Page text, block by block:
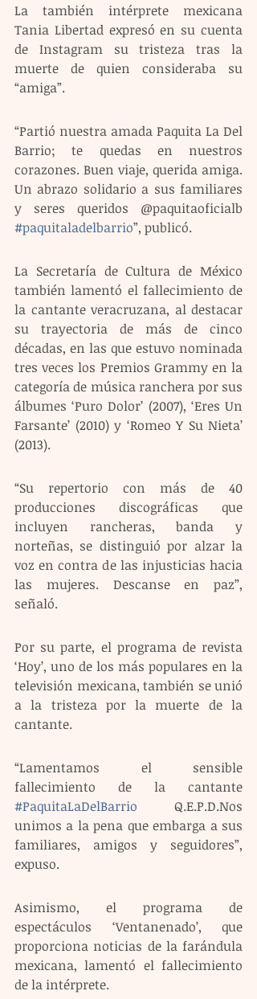
La también intérprete mexicana
Tania Libertad expresó en su cuenta
de Instagram su tristeza tras la
muerte de quien consideraba su
“amiga”.
“Partió nuestra amada Paquita La Del
Barrio; te quedas en nuestros
corazones. Buen viaje, querida amiga.
Un abrazo solidario a sus familiares
#paquitaladelbarrio”, publicó.
La Secretaría de Cultura de México
también lamentó el fallecimiento de
la cantante veracruzana, al destacar
su trayectoria de más de cinco
décadas, en las que estuvo nominada
tres veces los Premios Grammy en la
categoría de música ranchera por sus
álbumes ‘Puro Dolor’ (2007), ‘Eres Un
Farsante’ (2010) y ‘Romeo Y Su Nieta’
(2013).
“Su repertorio con más de 40
producciones discográficas que
incluyen rancheras, banda y
norteñas, se distinguió por alzar la
voz en contra de las injusticias hacia
las mujeres. Descanse en paz”,
señaló.
Por su parte, el programa de revista
‘Hoy’, uno de los más populares en la
televisión mexicana, también se unió
a la tristeza por la muerte de la
cantante.
“Lamentamos el sensible
#PaquitaLaDelBarrio Q.E.P.D.Nos
unimos a la pena que embarga a sus
familiares, amigos y seguidores”,
expuso.
Asimismo, el programa de
espectáculos ‘Ventanenado’, que
proporciona noticias de la farándula
mexicana, lamentó el fallecimiento
de la intérprete.